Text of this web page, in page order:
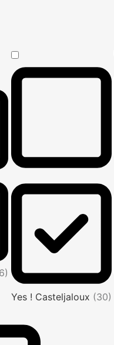
Yes ! Casteljaloux (30)